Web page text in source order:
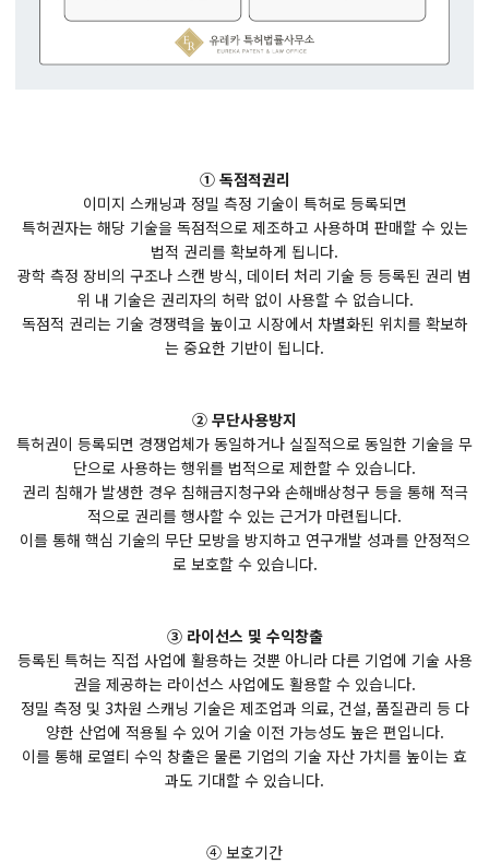
① 독점적권리
이미지 스캐닝과 정밀 측정 기술이 특허로 등록되면
특허권자는 해당 기술을 독점적으로 제조하고 사용하며 판매할 수 있는
법적 권리를 확보하게 됩니다.
광학 측정 장비의 구조나 스캔 방식, 데이터 처리 기술 등 등록된 권리 범
위 내 기술은 권리자의 허락 없이 사용할 수 없습니다.
독점적 권리는 기술 경쟁력을 높이고 시장에서 차별화된 위치를 확보하
는 중요한 기반이 됩니다.
② 무단사용방지
특허권이 등록되면 경쟁업체가 동일하거나 실질적으로 동일한 기술을 무
단으로 사용하는 행위를 법적으로 제한할 수 있습니다.
권리 침해가 발생한 경우 침해금지청구와 손해배상청구 등을 통해 적극
적으로 권리를 행사할 수 있는 근거가 마련됩니다.
이를 통해 핵심 기술의 무단 모방을 방지하고 연구개발 성과를 안정적으
로 보호할 수 있습니다.
③ 라이선스 및 수익창출
등록된 특허는 직접 사업에 활용하는 것뿐 아니라 다른 기업에 기술 사용
권을 제공하는 라이선스 사업에도 활용할 수 있습니다.
정밀 측정 및 3차원 스캐닝 기술은 제조업과 의료, 건설, 품질관리 등 다
양한 산업에 적용될 수 있어 기술 이전 가능성도 높은 편입니다.
이를 통해 로열티 수익 창출은 물론 기업의 기술 자산 가치를 높이는 효
과도 기대할 수 있습니다.
④ 보호기간